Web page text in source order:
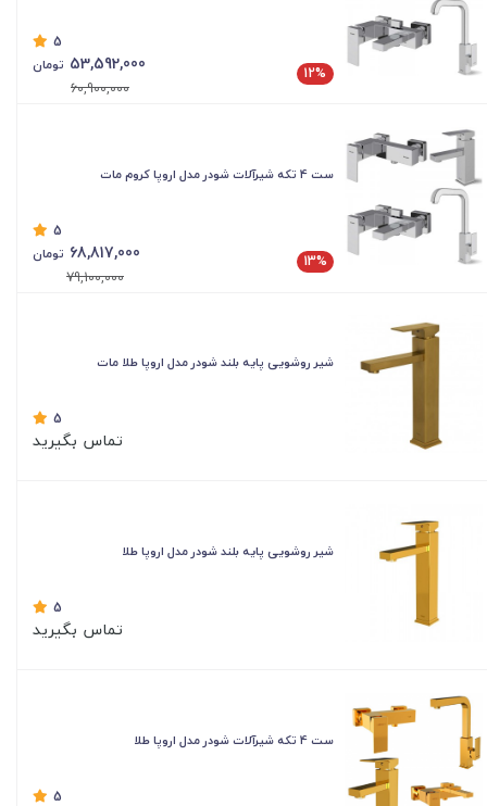
5
12%
53,592,000 تومان
60,900,000
ست 4 تکه شیرآلات شودر مدل اروپا کروم مات
5
13%
68,817,000 تومان
79,100,000
شیر روشویی پایه بلند شودر مدل اروپا طلا مات
5
تماس بگیرید
شیر روشویی پایه بلند شودر مدل اروپا طلا
5
تماس بگیرید
ست 4 تکه شیرآلات شودر مدل اروپا طلا
5